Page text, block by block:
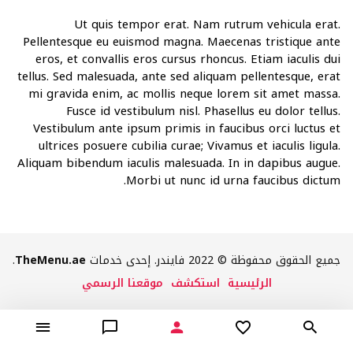
Ut quis tempor erat. Nam rutrum vehicula erat.
Pellentesque eu euismod magna. Maecenas tristique ante
eros, et convallis eros cursus rhoncus. Etiam iaculis dui
tellus. Sed malesuada, ante sed aliquam pellentesque, erat
mi gravida enim, ac mollis neque lorem sit amet massa.
Fusce id vestibulum nisl. Phasellus eu dolor tellus.
Vestibulum ante ipsum primis in faucibus orci luctus et
ultrices posuere cubilia curae; Vivamus et iaculis ligula.
Aliquam bibendum iaculis malesuada. In in dapibus augue.
Morbi ut nunc id urna faucibus dictum.
جميع الحقوق محفوظة © 2022 فايندر. إحدى خدمات TheMenu.ae
.
الرئيسية استكشف موقعنا الرسمي